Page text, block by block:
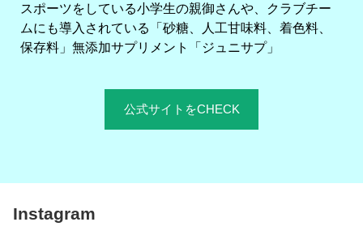
スポーツをしている小学生の親御さんや、クラブチー
ムにも導入されている「砂糖、人工甘味料、着色料、
保存料」無添加サプリメント「ジュニサプ」
公式サイトをCHECK
Instagram